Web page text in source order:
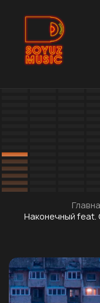
Наконечный feat.